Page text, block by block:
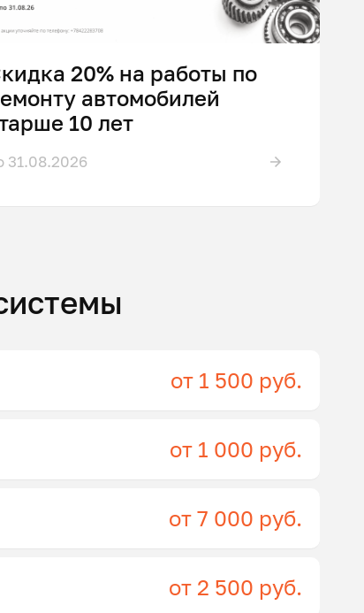
20% на работы по
автомобилей
10 лет
31.08.2026
от 1 500 руб.
от 1 000 руб.
от 7 000 руб.
от 2 500 руб.